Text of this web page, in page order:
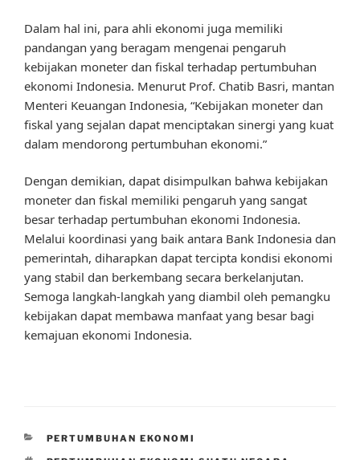
Dalam hal ini, para ahli ekonomi juga memiliki
pandangan yang beragam mengenai pengaruh
kebijakan moneter dan fiskal terhadap pertumbuhan
ekonomi Indonesia. Menurut Prof. Chatib Basri, mantan
Menteri Keuangan Indonesia, “Kebijakan moneter dan
fiskal yang sejalan dapat menciptakan sinergi yang kuat
dalam mendorong pertumbuhan ekonomi.”
Dengan demikian, dapat disimpulkan bahwa kebijakan
moneter dan fiskal memiliki pengaruh yang sangat
besar terhadap pertumbuhan ekonomi Indonesia.
Melalui koordinasi yang baik antara Bank Indonesia dan
pemerintah, diharapkan dapat tercipta kondisi ekonomi
yang stabil dan berkembang secara berkelanjutan.
Semoga langkah-langkah yang diambil oleh pemangku
kebijakan dapat membawa manfaat yang besar bagi
kemajuan ekonomi Indonesia.
CATEGORIES
PERTUMBUHAN EKONOMI